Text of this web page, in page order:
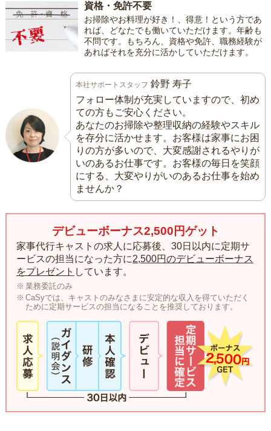
資格・免許不要
お掃除やお料理が好き！、得意！という方であ
れば、どなたでも働いていただけます。年齢も
不問です。もちろん、資格や免許、職務経験が
あればそれを充分に活かしていただけます。
本社サポートスタッフ 鈴野 寿子
フォロー体制が充実していますので、初め
ての方もご安心ください。
あなたのお掃除や整理収納の経験やスキル
を存分に活かせます。お客様は家事にお困
りの方が多いので、大変感謝されるやりが
いのあるお仕事です。お客様の毎日を笑顔
にする、大変やりがいのあるお仕事を始め
ませんか？
デビューボーナス2,500円ゲット
家事代行キャストの求人に応募後、30日以内に定期サ
ービスの担当になった方に2,500円のデビューボーナス
をプレゼント しています。
業務委託のみ
CaSyでは、キャストのみなさまに安定的な収入を得ていただく
ために定期サービスの担当になることを推奨しております。